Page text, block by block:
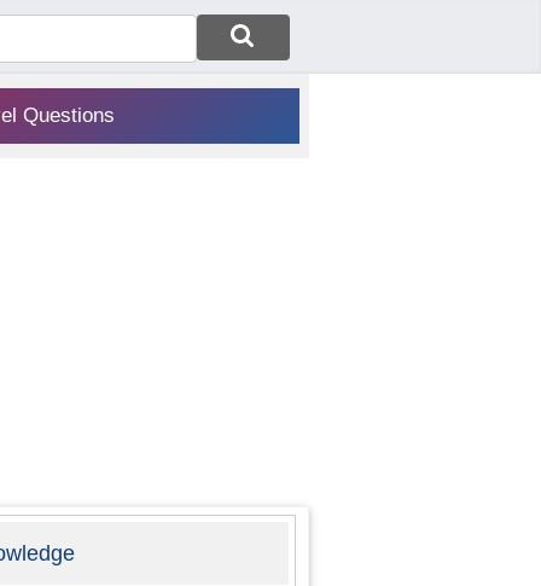
Questions